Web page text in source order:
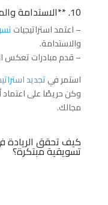
10. **الاستدامة والمسؤولية الاجتماعية:**
– اعتمد استراتيجيات
والاستدامة.
– قدم مبادرات تعكس
استمر فيتجديد
وكن حريصًا على اعتماد
مجالك.
كيف تحقق الريادة
تسويقية مبتكرة؟